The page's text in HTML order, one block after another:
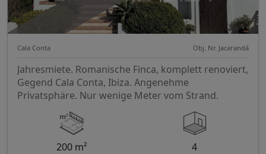
Cala Conta Obj. Nr. Jacarandá
Jahresmiete. Romanische Finca, komplett renoviert,
Gegend Cala Conta, Ibiza. Angenehme
Privatsphäre. Nur wenige Meter vom Strand.
200 m² 4